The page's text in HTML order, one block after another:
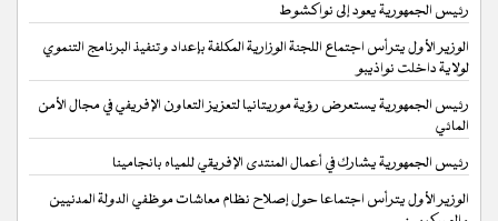
رئيس الجمهورية يعود إلى نواكشوط
الوزير الأول يترأس اجتماع اللجنة الوزارية المكلفة بإعداد وتنفيذ البرنامج التنموي
لولاية داخلت نواذيبو
رئيس الجمهورية يستعرض رؤية موريتانيا لتعزيز التعاون الإفريفي في مجال الأمن
المائي
رئيس الجمهورية يشارك في أعمال المنتدى الإفريقي للمياه بانجامينا
الوزير الأول يترأس اجتماعا حول إصلاح نظام معاشات موظفي الدولة المدنيين